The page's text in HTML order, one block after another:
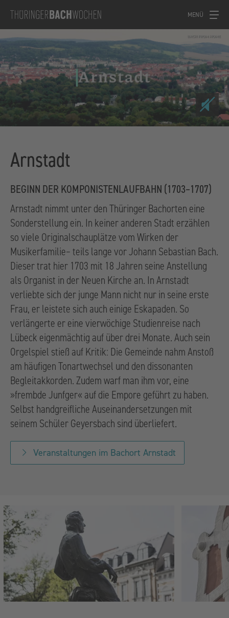
MENÜ
Arnstadt
BEGINN DER KOMPONISTENLAUFBAHN (1703–1707)
Arnstadt nimmt unter den Thüringer Bachorten eine
Sonderstellung ein. In keiner anderen Stadt erzählen
so viele Originalschauplätze vom Wirken der
Musikerfamilie– teils lange vor Johann Sebastian Bach.
Dieser trat hier 1703 mit 18 Jahren seine Anstellung
als Organist in der Neuen Kirche an. In Arnstadt
verliebte sich der junge Mann nicht nur in seine erste
Frau, er leistete sich auch einige Eskapaden. So
verlängerte er eine vierwöchige Studienreise nach
Lübeck eigenmächtig auf über drei Monate. Auch sein
Orgelspiel stieß auf Kritik: Die Gemeinde nahm Anstoß
am häufigen Tonartwechsel und den dissonanten
Begleitakkorden. Zudem warf man ihm vor, eine
»frembde Junfger« auf die Empore geführt zu haben.
Selbst handgreifliche Auseinandersetzungen mit
seinem Schüler Geyersbach sind überliefert.
Veranstaltungen im Bachort Arnstadt